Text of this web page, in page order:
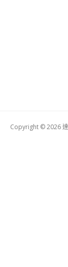
Copyright © 2026